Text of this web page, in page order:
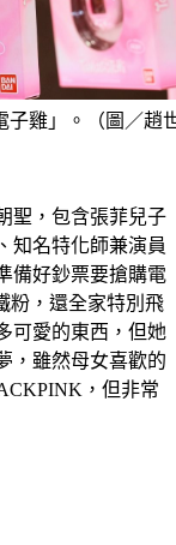
子雞」。（圖／趙
聖，包含張菲兒子
知名特化師兼演員
備好鈔票要搶購電
粉，還全家特別飛
可愛的東西，但她
，雖然母女喜歡的
，但非常